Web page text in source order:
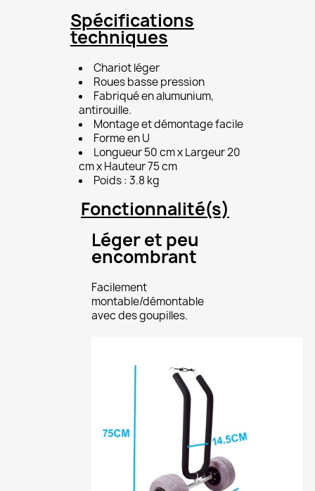
Spécifications
techniques
Chariot léger
Roues basse pression
Fabriqué en alumunium,
antirouille.
Montage et démontage facile
Forme en U
Longueur 50 cm x Largeur 20
cm x Hauteur 75 cm
Poids : 3.8 kg
Fonctionnalité(s)
Léger et peu
encombrant
Facilement
montable/démontable
avec des goupilles.